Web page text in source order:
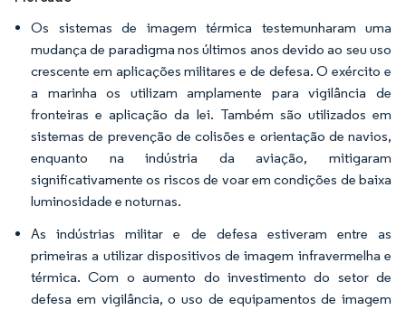
Os sistemas de imagem térmica testemunharam uma
mudança de paradigma nos últimos anos devido ao seu uso
crescente em aplicações militares e de defesa. O exército e
a marinha os utilizam amplamente para vigilância de
fronteiras e aplicação da lei. Também são utilizados em
sistemas de prevenção de colisões e orientação de navios,
enquanto na indústria da aviação, mitigaram
significativamente os riscos de voar em condições de baixa
luminosidade e noturnas.
As indústrias militar e de defesa estiveram entre as
primeiras a utilizar dispositivos de imagem infravermelha e
térmica. Com o aumento do investimento do setor de
defesa em vigilância, o uso de equipamentos de imagem